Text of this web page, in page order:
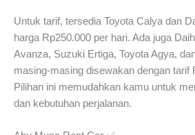
Untuk tarif, tersedia Toyota Calya dan
harga Rp250.000 per hari. Ada juga
Avanza, Suzuki Ertiga, Toyota Agya,
masing-masing disewakan dengan tarif
Pilihan ini memudahkan kamu untuk
dan kebutuhan perjalanan.